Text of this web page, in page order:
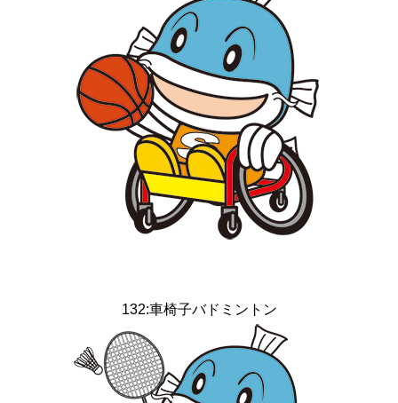
132:車椅子バドミントン